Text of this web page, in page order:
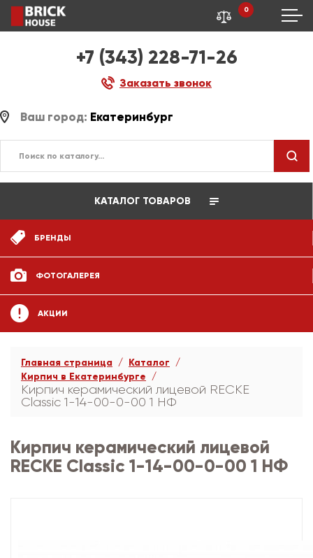
+7 (343) 228-71-26
Заказать звонок
0
Ваш город: Екатеринбург
КАТАЛОГ ТОВАРОВ
БРЕНДЫ
ФОТОГАЛЕРЕЯ
АКЦИИ
Главная страница
Каталог
Кирпич в Екатеринбурге
Кирпич керамический лицевой RECKE
Сlassic 1-14-00-0-00 1 НФ
Кирпич керамический лицевой
RECKE Сlassic 1-14-00-0-00 1 НФ